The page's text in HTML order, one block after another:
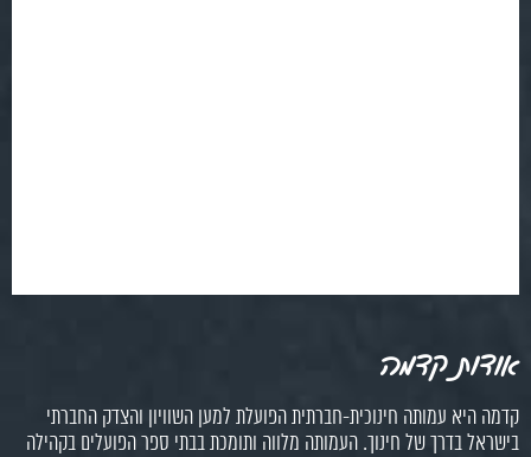
אודות קדמה
קדמה היא עמותה חינוכית-חברתית הפועלת למען השוויון והצדק החברתי
בישראל בדרך של חינוך. העמותה מלווה ותומכת בבתי ספר הפועלים בקהילה